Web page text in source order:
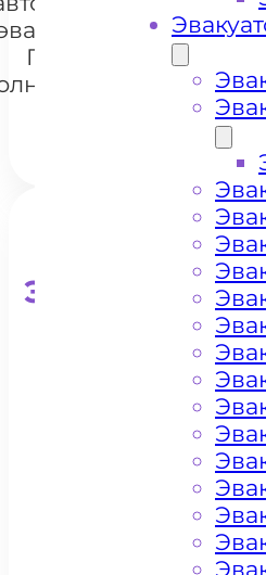
Покров
+7
Эвакуатор